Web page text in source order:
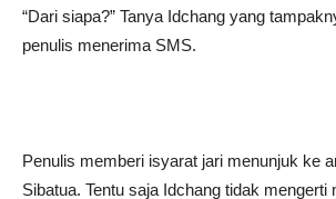
“Dari siapa?” Tanya Idchang yang
penulis menerima SMS.
Penulis memberi isyarat jari menunjuk ke
Sibatua. Tentu saja Idchang tidak mengerti